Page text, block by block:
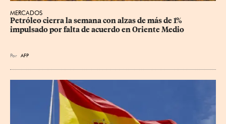
MERCADOS
Petróleo cierra la semana con alzas de más de 1%
impulsado por falta de acuerdo en Oriente Medio
Por AFP